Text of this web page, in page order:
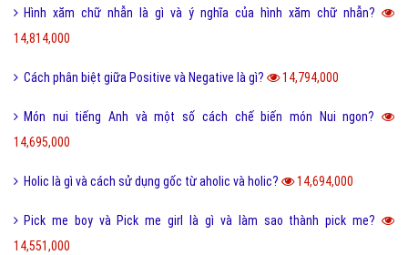
Hình xăm chữ nhẫn là gì và ý nghĩa của hình xăm chữ nhẫn?
14,814,000
Cách phân biệt giữa Positive và Negative là gì? 14,794,000
Món nui tiếng Anh và một số cách chế biến món Nui ngon?
14,695,000
Holic là gì và cách sử dụng gốc từ aholic và holic? 14,694,000
Pick me boy và Pick me girl là gì và làm sao thành pick me?
14,551,000